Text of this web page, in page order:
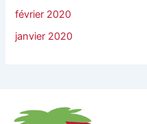
février 2020
janvier 2020